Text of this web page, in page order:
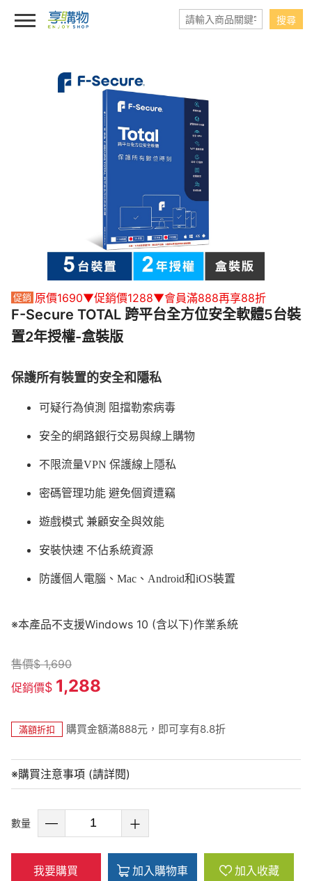
原價1690▼促銷價1288▼會員滿888再享88折
F-Secure TOTAL 跨平台全方位安全軟體5台裝
置2年授權-盒裝版
保護所有裝置的安全和隱私
可疑行為偵測 阻擋勒索病毒
安全的網路銀行交易與線上購物
不限流量VPN 保護線上隱私
密碼管理功能 避免個資遭竊​
遊戲模式 兼顧安全與效能
安裝快速 不佔系統資源
防護個人電腦、Mac、Android和iOS裝置
※本產品不支援Windows 10 (含以下)作業系統
售價$ 1,690
促銷價$ 1,288
滿額折扣 購買金額滿888元，即可享有8.8折
※購買注意事項 (請詳閱)
數量
我要購買 加入購物車 加入收藏